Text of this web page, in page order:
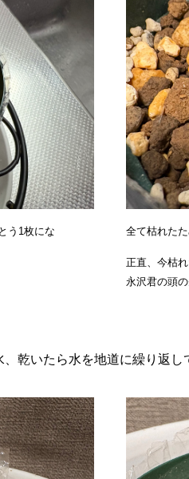
う1枚にな
全て枯れた
正直、今枯
永沢君の頭
乾いたら水を地道に繰り返